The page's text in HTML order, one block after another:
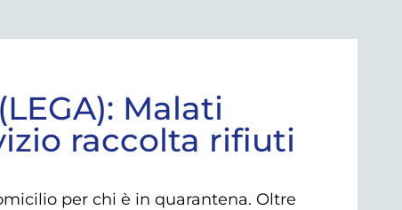
Malati
raccolta rifiuti
per chi è in quarantena. Oltre